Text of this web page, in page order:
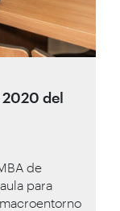
2020 del
de
para